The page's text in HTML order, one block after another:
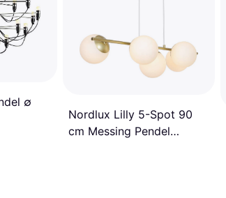
∅
Nordlux Lilly 5-Spot 90
cm Messing Pendel